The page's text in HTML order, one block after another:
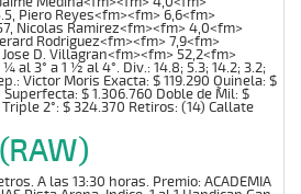
Piero Reyes<fm><fm> 6,6<fm>
Nicolas Ramirez<fm><fm> 4,0<fm>
Rodriguez<fm><fm> 7,9<fm>
D. Villagran<fm><fm> 52,2<fm>
al 3° a 1 ½ al 4°. Div.: 14.8; 5.3; 14.2; 3.2;
Victor Moris Exacta: $ 119.290 Quinela: $
$ 1.306.760 Doble de Mil: $
2°: $ 324.370 Retiros: (14) Callate
A las 13:30 horas. Premio: ACADEMIA